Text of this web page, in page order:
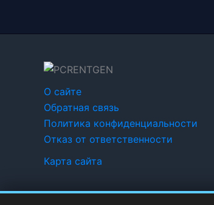
О сайте
Обратная связь
Политика конфиденциальности
Отказ от ответственности
Карта сайта